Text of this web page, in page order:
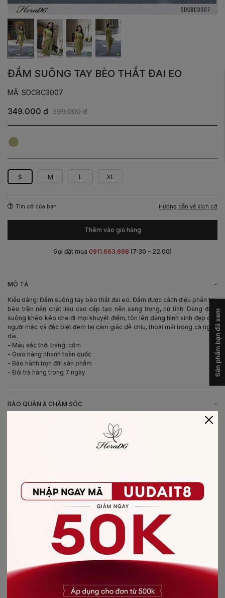
MÔ TẢ -
Kiểu dáng: Đầm suông tay bèo thắt đai eo. Đầm được cách điệu phần tay
bèo trên nền chất liệu cao cấp tạo nên sang trọng, nữ tính. Dáng đầm
suông khéo kéo che đi mọi khuyết điểm, tôn lên dáng hình xinh đẹp của
người mặc và đặc biệt đem lại cảm giác dễ chịu, thoải mái trong cả ngày
dài.
- Màu sắc thời trang: cốm
- Giao hàng nhanh toàn quốc
- Bảo hành trọn đời sản phẩm
- Đổi trả hàng trong 7 ngày
BẢO QUẢN & CHĂM SÓC -
- Không giặt sản phẩm với thuốc tẩy có chứa Clo
- Không nên giặt chung các sản phẩm khác màu với nhau
- Nên phơi khô trong bóng râm
CHẤT LIỆU SẢN PHẨM
vải Recycle
ĐẦM SUÔNG TAY BÈO THẮT ĐAI EO
MÃ: SDCBC3007
349.000 đ 399.000 đ
Cốm
S M L XL
Tìm cỡ của bạn Hướng dẫn về kích cỡ
Thêm vào giỏ hàng
Gọi đặt mua 0911.663.698 (7:30 - 22:00)
CÓ THỂ BẠN SẼ THÍCH
-40%
Sản phẩm bạn đã xem